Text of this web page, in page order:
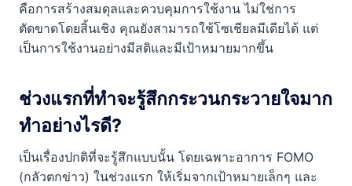
คือการสร้างสมดุลและควบคุมการใช้งาน ไม่ใช่การ
ตัดขาดโดยสิ้นเชิง คุณยังสามารถใช้โซเชียลมีเดียได้ แต่
เป็นการใช้งานอย่างมีสติและมีเป้าหมายมากขึ้น
ช่วงแรกที่ทำจะรู้สึกกระวนกระวายใจมาก
ทำอย่างไรดี?
เป็นเรื่องปกติที่จะรู้สึกแบบนั้น โดยเฉพาะอาการ FOMO
(กลัวตกข่าว) ในช่วงแรก ให้เริ่มจากเป้าหมายเล็กๆ และ